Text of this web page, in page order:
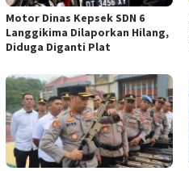
Motor Dinas Kepsek SDN 6
Langgikima Dilaporkan Hilang,
Diduga Diganti Plat